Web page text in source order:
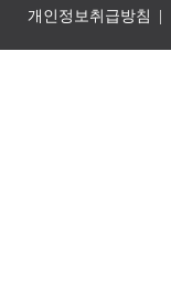
개인정보취급방침